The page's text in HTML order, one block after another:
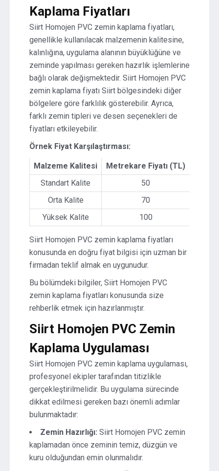
Kaplama Fiyatları
Siirt Homojen PVC zemin kaplama fiyatları,
genellikle kullanılacak malzemenin kalitesine,
kalınlığına, uygulama alanının büyüklüğüne ve
zeminde yapılması gereken hazırlık işlemlerine
bağlı olarak değişmektedir. Siirt Homojen PVC
zemin kaplama fiyatı Siirt bölgesindeki diğer
bölgelere göre farklılık gösterebilir. Ayrıca,
farklı zemin tipleri ve desen seçenekleri de
fiyatları etkileyebilir.
Örnek Fiyat Karşılaştırması:
Malzeme Kalitesi
Metrekare Fiyatı (TL)
Standart Kalite
50
Orta Kalite
70
Yüksek Kalite
100
Siirt Homojen PVC zemin kaplama fiyatları
konusunda en doğru fiyat bilgisi için uzman bir
firmadan teklif almak en uygunudur.
Bu bölümdeki bilgiler, Siirt Homojen PVC
zemin kaplama fiyatları konusunda size
rehberlik etmek için hazırlanmıştır.
Siirt Homojen PVC Zemin
Kaplama Uygulaması
Siirt Homojen PVC zemin kaplama uygulaması,
profesyonel ekipler tarafından titizlikle
gerçekleştirilmelidir. Bu uygulama sürecinde
dikkat edilmesi gereken bazı önemli adımlar
bulunmaktadır:
Zemin Hazırlığı: Siirt Homojen PVC zemin
kaplamadan önce zeminin temiz, düzgün ve
kuru olduğundan emin olunmalıdır.